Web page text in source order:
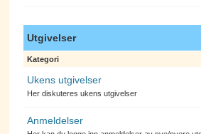
Utgivelser
Kategori
Ukens utgivelser
Her diskuteres ukens utgivelser
Anmeldelser